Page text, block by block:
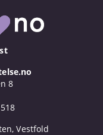
8
Vestfold